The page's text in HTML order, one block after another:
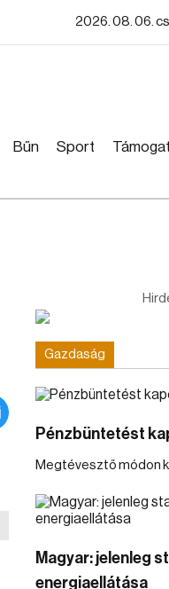
2026. 08. 06.
Bűn Sport
Gazdaság
Pénzbüntetést
Megtévesztő módon
Magyar: jelenleg
energiaellátása